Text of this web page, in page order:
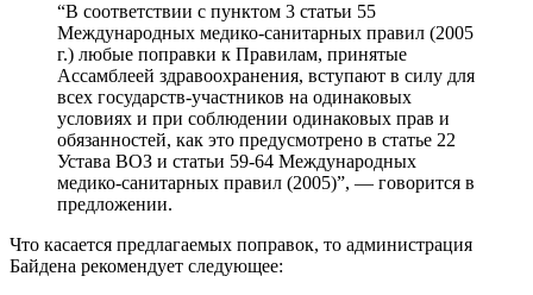
“В соответствии с пунктом 3 статьи 55
Международных медико-санитарных правил (2005
г.) любые поправки к Правилам, принятые
Ассамблеей здравоохранения, вступают в силу для
всех государств-участников на одинаковых
условиях и при соблюдении одинаковых прав и
обязанностей, как это предусмотрено в статье 22
Устава ВОЗ и статьи 59-64 Международных
медико-санитарных правил (2005)”, — говорится в
предложении.
Что касается предлагаемых поправок, то администрация
Байдена рекомендует следующее: